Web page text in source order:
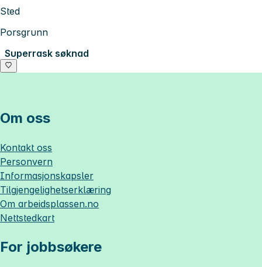
Sted
Porsgrunn
Superrask søknad
Om oss
Kontakt oss
Personvern
Informasjonskapsler
Tilgjengelighetserklæring
Om arbeidsplassen.no
Nettstedkart
For jobbsøkere